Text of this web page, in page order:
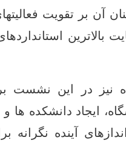
آن بر تقویت
بالاترین
نیز در این نشست
ایجاد دانشکده ‌ها
آینده ‌نگرانه